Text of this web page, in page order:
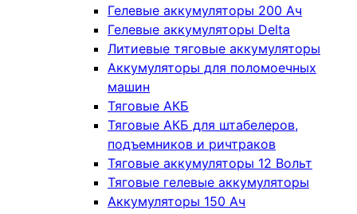
Гелевые аккумуляторы 200 Ач
Гелевые аккумуляторы Delta
Литиевые тяговые аккумуляторы
Аккумуляторы для поломоечных
машин
Тяговые АКБ
Тяговые АКБ для штабелеров,
подъемников и ричтраков
Тяговые аккумуляторы 12 Вольт
Тяговые гелевые аккумуляторы
Аккумуляторы 150 Ач